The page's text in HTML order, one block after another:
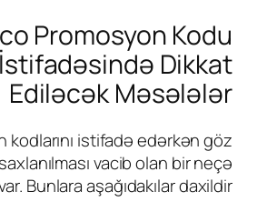
Promosyon Kodu
İstifadəsində Dikkat
Ediləcək Məsələlər
kodlarını istifadə edərkən göz
vacib olan bir neçə
Bunlara aşağıdakılar daxildir: